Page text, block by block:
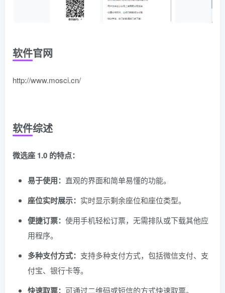
软件官网
http://www.mosci.cn/
软件综述
微选座 1.0 的特点：
易于使用： 直观的界面和简单易懂的功能。
座位实时展示： 实时显示剩余座位和座位类型。
便捷订票： 使用手机轻松订票，无需排队或下载其他应
用程序。
多种支付方式： 支持多种支付方式，包括微信支付、支
付宝、银行卡等。
快速取票： 可通过二维码或短信的方式快速取票。